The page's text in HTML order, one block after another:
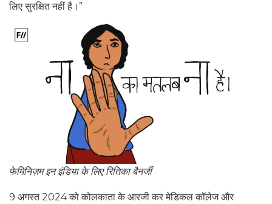
लिए सुरक्षित नहीं है।”
फेमिनिज़म इन इंडिया के लिए रितिका बैनर्जी
9 अगस्त 2024 को कोलकाता के आरजी कर मेडिकल कॉलेज और